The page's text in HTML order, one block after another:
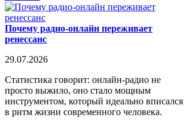
Почему радио-онлайн переживает
ренессанс
29.07.2026
Статистика говорит: онлайн-радио не
просто выжило, оно стало мощным
инструментом, который идеально вписался
в ритм жизни современного человека.